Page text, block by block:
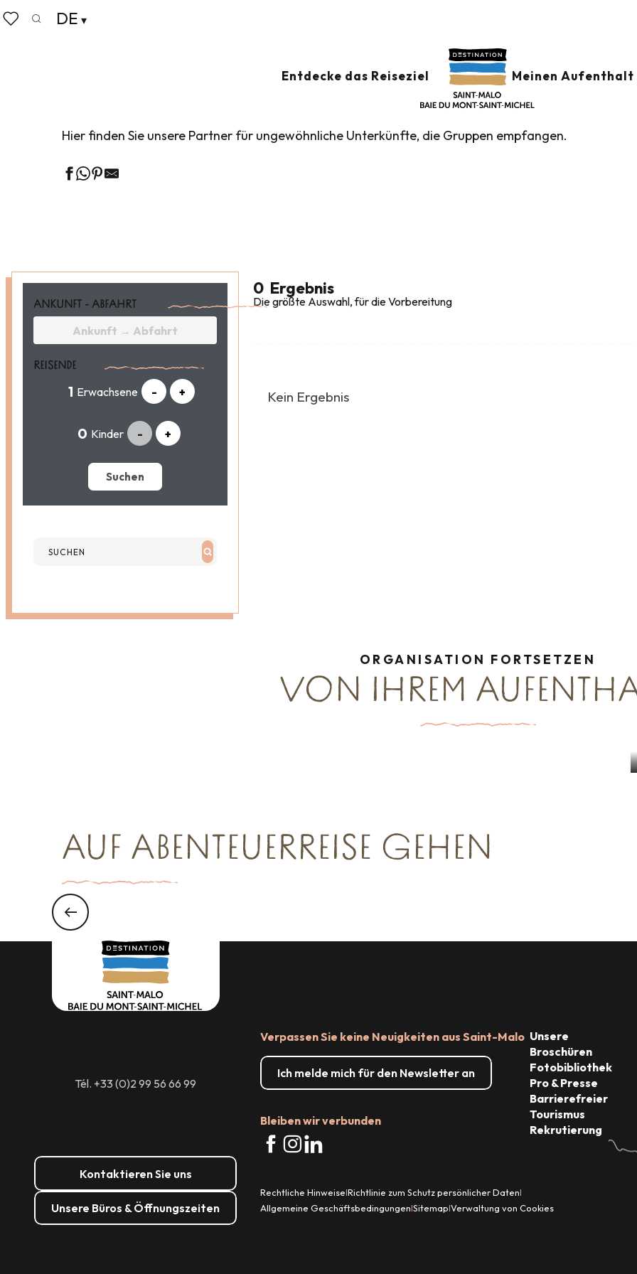
Aller
au
DE
Entdecke das Reiseziel Meinen
Startseite
UNGEWÖHNLICHE UNTERKÜNFTE
Hier finden Sie unsere Partner für ungewöhnliche Unterkünfte, die Gruppen empfangen.
ANKUNFT - ABFAHRT
REISENDE
Erwachsene - +
Kinder - +
Suchen
0 Ergebnis
Die größte Auswahl, für die Vorbereitung
Kein Ergebnis
ORGANISATION FORTSETZEN
VON IHREM
AUF ABENTEUERREISE GEHEN
Tél. +33 (0)2 99 56 66 99
Kontaktieren Sie uns
Unsere Büros & Öffnungszeiten
Verpassen Sie keine Neuigkeiten aus Saint-Malo
Ich melde mich für den Newsletter an
Bleiben wir verbunden
Unsere
Broschüren
Fotobibliothek
Pro & Presse
Barrierefreier
Tourismus
Rekrutierung
Rechtliche Hinweise|Richtlinie zum Schutz persönlicher Daten|
Allgemeine Geschäftsbedingungen|Sitemap|Verwaltung von Cookies